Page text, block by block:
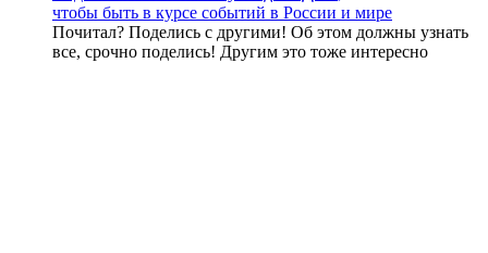
чтобы быть в курсе событий в России и мире
Почитал? Поделись с другими! Об этом должны узнать
все, срочно поделись! Другим это тоже интересно